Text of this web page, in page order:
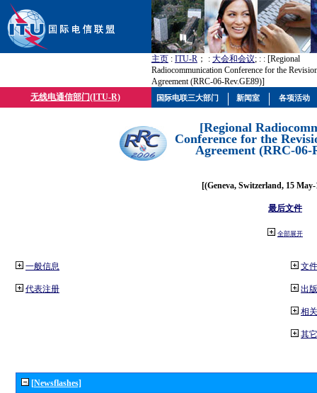
主页 : ITU-R ； : 大会和会议; : : [Regional
Radiocommunication Conference for the
Agreement (RRC-06-Rev.GE89)]
无线电通信部门(ITU-R)
[Regional
Conference for the
Agreement (RRC-06-
[(Geneva, Switzerland, 15
最后文件
全部展开
一般信息
代表注册
文件
出
相
其
[Newsflashes]
国际电联三大部门 新闻室 各项活动